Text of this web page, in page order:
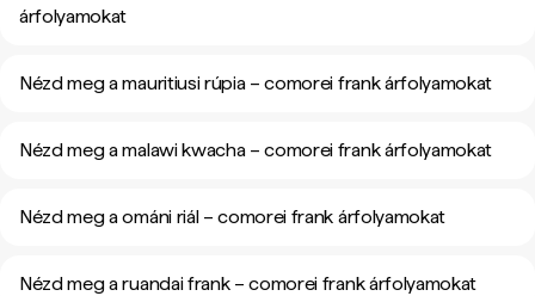
árfolyamokat
Nézd meg a mauritiusi rúpia – comorei frank árfolyamokat
Nézd meg a malawi kwacha – comorei frank árfolyamokat
Nézd meg a ománi riál – comorei frank árfolyamokat
Nézd meg a ruandai frank – comorei frank árfolyamokat